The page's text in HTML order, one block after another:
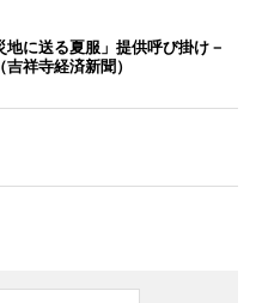
地に送る夏服」提供呼び掛け－
祥寺経済新聞）